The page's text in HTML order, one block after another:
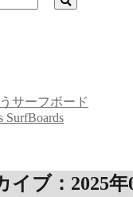
サーフボード
SurfBoards
イブ：2025年